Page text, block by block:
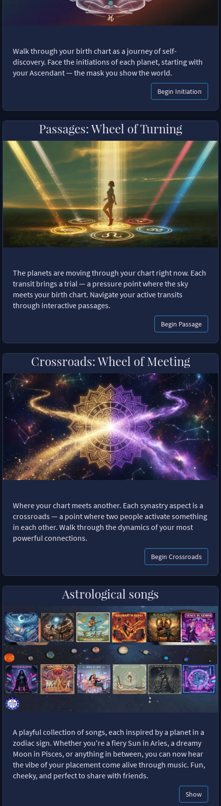
Walk through your birth chart as a journey of self-
discovery. Face the initiations of each planet, starting with
your Ascendant — the mask you show the world.
Begin Initiation
Passages: Wheel of Turning
The planets are moving through your chart right now. Each
transit brings a trial — a pressure point where the sky
meets your birth chart. Navigate your active transits
through interactive passages.
Begin Passage
Crossroads: Wheel of Meeting
Where your chart meets another. Each synastry aspect is a
crossroads — a point where two people activate something
in each other. Walk through the dynamics of your most
powerful connections.
Begin Crossroads
Astrological songs
A playful collection of songs, each inspired by a planet in a
zodiac sign. Whether you're a fiery Sun in Aries, a dreamy
Moon in Pisces, or anything in between, you can now hear
the vibe of your placement come alive through music. Fun,
cheeky, and perfect to share with friends.
Show